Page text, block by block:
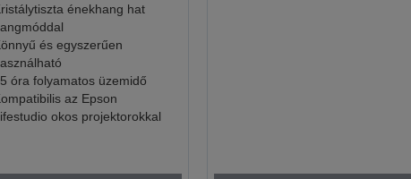
énekhang hat
és egyszerűen
óra folyamatos üzemidő
az Epson
okos projektorokkal